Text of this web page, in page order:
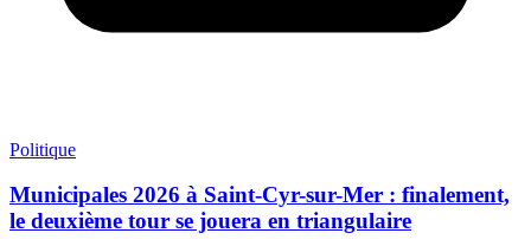
Politique
Municipales 2026 à Saint-Cyr-sur-Mer : finalement,
le deuxième tour se jouera en triangulaire